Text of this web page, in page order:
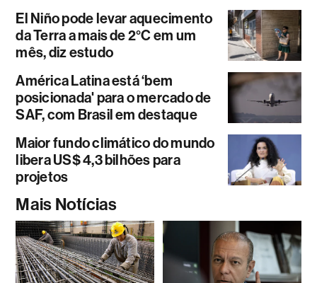
El Niño pode levar aquecimento
da Terra a mais de 2°C em um
mês, diz estudo
América Latina está ‘bem
posicionada' para o mercado de
SAF, com Brasil em destaque
Maior fundo climático do mundo
libera US$ 4,3 bilhões para
projetos
Mais Notícias